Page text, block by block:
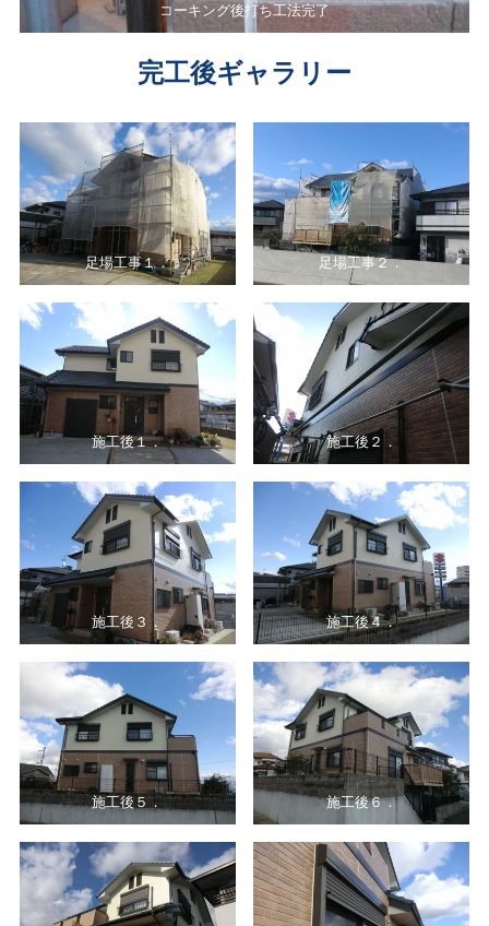
コーキング後打ち工法完了
完工後ギャラリー
足場工事１． 足場工事２．
施工後１． 施工後２．
施工後３． 施工後４．
施工後５． 施工後６．